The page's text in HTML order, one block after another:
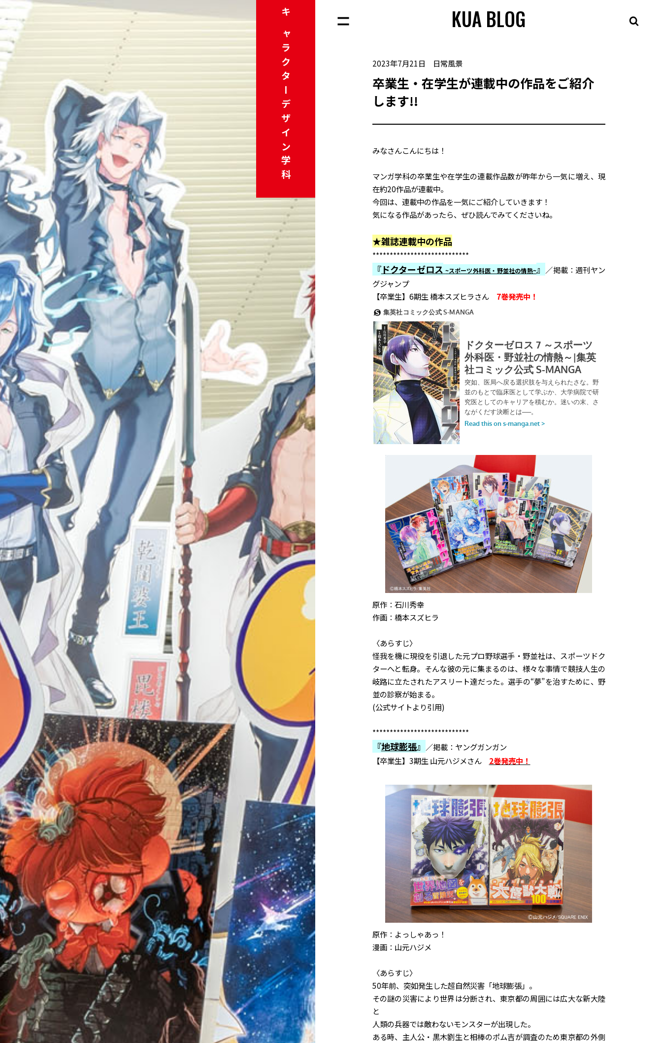
KUA BLOG
キャラクター
デザイン学科
2023年7月21日 日常風景
卒業生・在学生が連載中の作品をご紹介
します!!
みなさんこんにちは！
マンガ学科の卒業生や在学生の連載作品数が昨年から一気に増え、現
在約20作品が連載中。
今回は、連載中の作品を一気にご紹介していきます！
気になる作品があったら、ぜひ読んでみてくださいね。
★雑誌連載中の作品
****************************
『ドクターゼロス ~スポーツ外科医・野並社の情熱~』 ／掲載：週刊ヤン
グジャンプ
【卒業生】6期生 橋本スズヒラさん 7巻発売中！
原作：石川秀幸
作画：橋本スズヒラ
〈あらすじ〉
怪我を機に現役を引退した元プロ野球選手・野並社は、スポーツドク
ターへと転身。そんな彼の元に集まるのは、様々な事情で競技人生の
岐路に立たされたアスリート達だった。選手の“夢”を治すために、野
並の診察が始まる――。
(公式サイトより引用)
****************************
『地球膨張』 ／掲載：ヤングガンガン
【卒業生】3期生 山元ハジメさん 2巻発売中！
原作：よっしゃあっ！
漫画：山元ハジメ
〈あらすじ〉
50年前、突如発生した超自然災害「地球膨張」。
その謎の災害により世界は分断され、東京都の周囲には広大な新大陸
と
人類の兵器では敵わないモンスターが出現した。
ある時、主人公・黒木劉生と相棒のポム吉が調査のため東京都の外側